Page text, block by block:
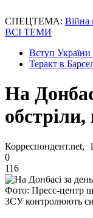
СПЕЦТЕМА: Війна
ВСІ ТЕМИ
Вступ
Теракт в
На
Корреспондент.net,
0
116
Фото: Пресс-центр
ЗСУ контролюють